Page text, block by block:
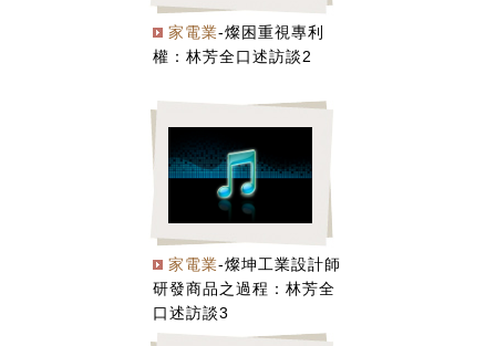
家電業-燦困重視專利
權：林芳全口述訪談2
家電業-燦坤工業設計師
研發商品之過程：林芳全
口述訪談3